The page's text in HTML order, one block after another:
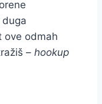
ove odmah
– hookup